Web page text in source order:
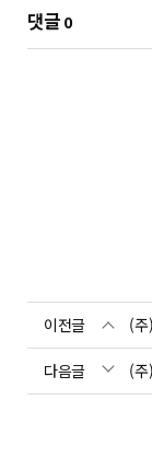
댓글0
이전글 (
다음글 (